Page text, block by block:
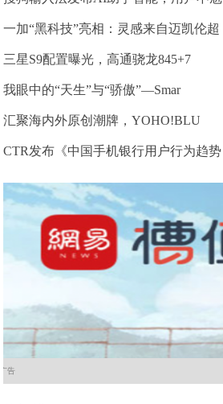
一加“黑科技”亮相：灵感来自迈凯伦超
三星S9配置曝光，高通骁龙845+7
我眼中的“天生”与“骄傲”—Smar
汇聚海内外原创潮牌，YOHO!BLU
CTR发布《中国手机银行用户行为趋势
广告